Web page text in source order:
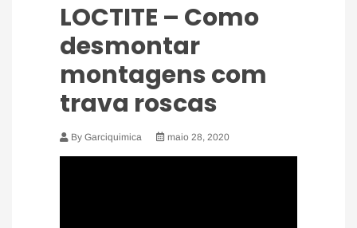
LOCTITE – Como
desmontar
montagens com
trava roscas
By Garciquimica maio 28, 2020